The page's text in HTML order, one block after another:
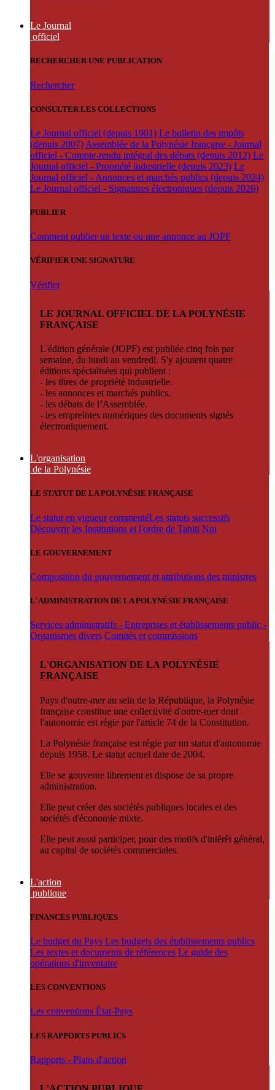
Le Journal
officiel
RECHERCHER UNE PUBLICATION
Rechercher
CONSULTER LES COLLECTIONS
Le Journal officiel (depuis 1901) Le bulletin des impôts
(depuis 2007) Assemblée de la Polynésie française - Journal
officiel - Compte-rendu intégral des débats (depuis 2012) Le
Journal officiel - Propriété industrielle (depuis 2023) Le
Journal officiel - Annonces et marchés publics (depuis 2024)
Le Journal officiel - Signatures électroniques (depuis 2026)
PUBLIER
Comment publier un texte ou une annonce au JOPF
VÉRIFIER UNE SIGNATURE
Vérifier
LE JOURNAL OFFICIEL DE LA POLYNÉSIE
FRANÇAISE
L'édition générale (JOPF) est publiée cinq fois par
semaine, du lundi au vendredi. S'y ajoutent quatre
éditions spécialisées qui publient :
- les titres de propriété industrielle.
- les annonces et marchés publics.
- les débats de l’Assemblée.
- les empreintes numériques des documents signés
électroniquement.
L'organisation
de la Polynésie
LE STATUT DE LA POLYNÉSIE FRANÇAISE
Le statut en vigueur commentéLes statuts successifs
Découvrir les Institutions et l'ordre de Tahiti Nui
LE GOUVERNEMENT
Composition du gouvernement et attributions des ministres
L'ADMINISTRATION DE LA POLYNÉSIE FRANÇAISE
Services administratifs - Entreprises et établissements public -
Organismes divers Comités et commissions
L'ORGANISATION DE LA POLYNÉSIE
FRANÇAISE
Pays d'outre-mer au sein de la République, la Polynésie
française constitue une collectivité d'outre-mer dont
l'autonomie est régie par l'article 74 de la Constitution.
La Polynésie française est régie par un statut d'autonomie
depuis 1958. Le statut actuel date de 2004.
Elle se gouverne librement et dispose de sa propre
administration.
Elle peut créer des sociétés publiques locales et des
sociétés d'économie mixte.
Elle peut aussi participer, pour des motifs d'intérêt général,
au capital de sociétés commerciales.
L'action
publique
FINANCES PUBLIQUES
Le budget du Pays Les budgets des établissements publics
Les textes et documents de références Le guide des
opérations d'inventaire
LES CONVENTIONS
Les conventions État-Pays
LES RAPPORTS PUBLICS
Rapports - Plans d'action